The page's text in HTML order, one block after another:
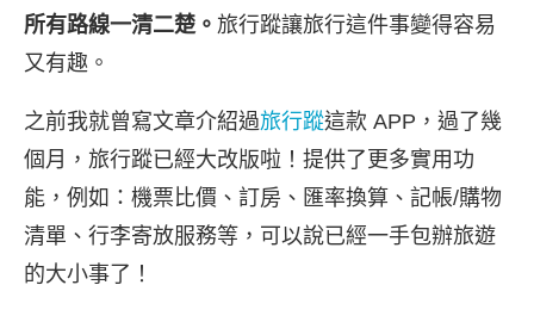
所有路線一清二楚。 旅行蹤讓旅行這件事變得容易
又有趣。
之前我就曾寫文章介紹過旅行蹤這款 APP，過了幾
個月，旅行蹤已經大改版啦！提供了更多實用功
能，例如：機票比價、訂房、匯率換算、記帳/購物
清單、行李寄放服務等，可以說已經一手包辦旅遊
的大小事了！